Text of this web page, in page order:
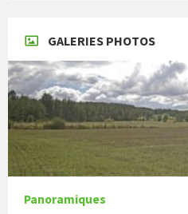
GALERIES PHOTOS
Panoramiques